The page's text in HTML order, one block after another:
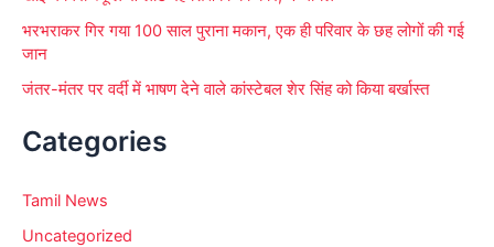
भरभराकर गिर गया 100 साल पुराना मकान, एक ही परिवार के छह लोगों की गई
जान
जंतर-मंतर पर वर्दी में भाषण देने वाले कांस्टेबल शेर सिंह को किया बर्खास्त
Categories
Tamil News
Uncategorized